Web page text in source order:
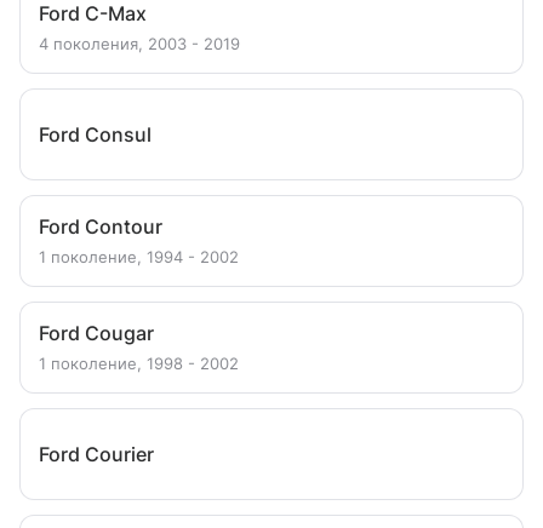
Ford C-Max
4 поколения, 2003 - 2019
Ford Consul
Ford Contour
1 поколение, 1994 - 2002
Ford Cougar
1 поколение, 1998 - 2002
Ford Courier